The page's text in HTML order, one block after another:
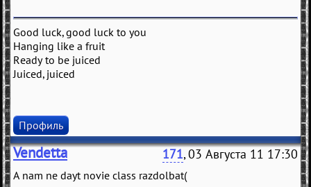
Good luck, good luck to you
Hanging like a fruit
Ready to be juiced
Juiced, juiced
Профиль
Vendetta 171, 03 Августа 11 17:30
A nam ne dayt novie class razdolbat(